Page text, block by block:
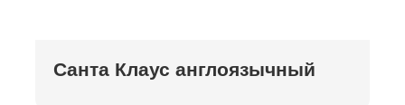
Санта Клаус англоязычный